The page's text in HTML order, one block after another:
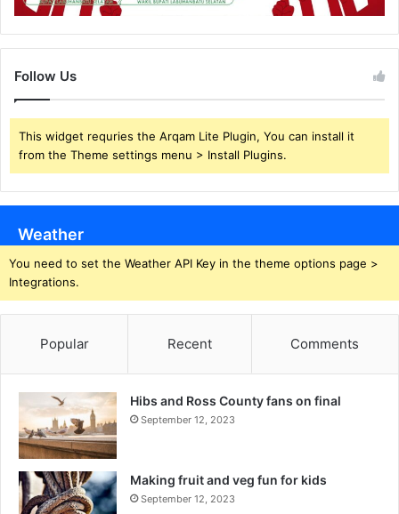
Follow Us
This widget requries the Arqam Lite Plugin, You can install it
from the Theme settings menu > Install Plugins.
Weather
You need to set the Weather API Key in the theme options page >
Integrations.
Popular Recent Comments
Hibs and Ross County fans on final
September 12, 2023
Making fruit and veg fun for kids
September 12, 2023